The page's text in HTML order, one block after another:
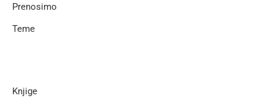
Prenosimo
Teme
Knjige